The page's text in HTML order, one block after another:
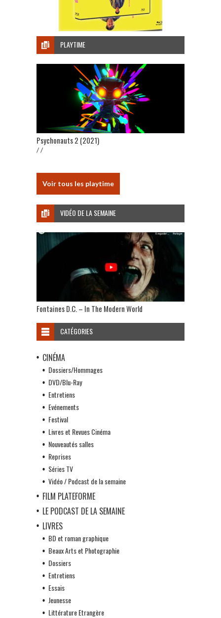
PLAYTIME
Psychonauts 2 (2021)
/ /
Voir tous les playtime
VIDÉO DE LA SEMAINE
Fontaines D.C. – In The Modern World
CATÉGORIES
CINÉMA
Dossiers/Hommages
DVD/Blu-Ray
Entretiens
Evénements
Festival
Livres et Revues Cinéma
Nouveautés salles
Reprises
Séries TV
Vidéo / Podcast de la semaine
FILM PLATEFORME
LE PODCAST DE LA SEMAINE
LIVRES
BD et roman graphique
Beaux Arts et Photographie
Dossiers
Entretiens
Essais
Jeunesse
Littérature Etrangère